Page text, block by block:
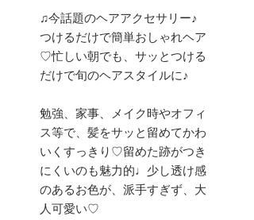
♫今話題のヘアアクセサリー♪
つけるだけで簡単おしゃれヘア
♡忙しい朝でも、サッとつける
だけで旬のヘアスタイルに♪
勉強、家事、メイク時やオフィ
ス等で、髪をサッと留めてかわ
いくすっきり♡留めた跡がつき
にくいのも魅力的♩少し透け感
のあるお色が、派手すぎず、大
人可愛い♡